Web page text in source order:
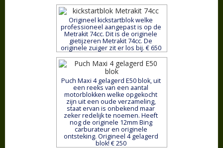
Origineel kickstartblok welke
professioneel aangepast is op de
Metrakit 74cc. Dit is de originele
gietijzeren Metrakit 74cc. De
originele zuiger zit er los bij. € 650
Puch Maxi 4 gelagerd E50 blok, uit
een reeks van een aantal
motorblokken welke opgekocht
zijn uit een oude verzameling,
staat ervan is onbekend maar
zeker redelijk te noemen. Heeft
nog de originele 12mm Bing
carburateur en originele
ontsteking. Origineel 4 gelagerd
blok! € 250